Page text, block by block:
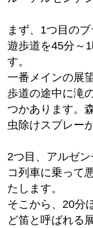
まず、1つ目の
遊歩道を45分～
す。
一番メインの展
歩道の途中に滝
つかあります。
虫除けスプレー
2つ目、アルゼ
コ列車に乗って
たします。
そこから、20分
ど笛と呼ばれる